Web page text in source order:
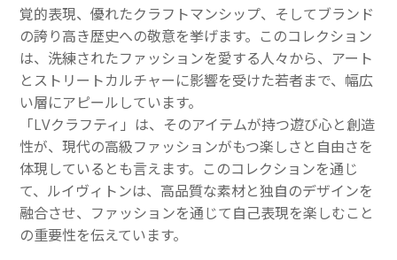
覚的表現、優れたクラフトマンシップ、そしてブランド
の誇り高き歴史への敬意を挙げます。このコレクション
は、洗練されたファッションを愛する人々から、アート
とストリートカルチャーに影響を受けた若者まで、幅広
い層にアピールしています。
「LVクラフティ」は、そのアイテムが持つ遊び心と創造
性が、現代の高級ファッションがもつ楽しさと自由さを
体現しているとも言えます。このコレクションを通じ
て、ルイヴィトンは、高品質な素材と独自のデザインを
融合させ、ファッションを通じて自己表現を楽しむこと
の重要性を伝えています。